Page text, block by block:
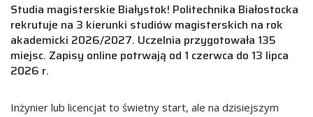
Studia magisterskie Białystok! Politechnika Białostocka
rekrutuje na 3 kierunki studiów magisterskich na rok
akademicki 2026/2027. Uczelnia przygotowała 135
miejsc. Zapisy online potrwają od 1 czerwca do 13 lipca
2026 r.
Inżynier lub licencjat to świetny start, ale na dzisiejszym